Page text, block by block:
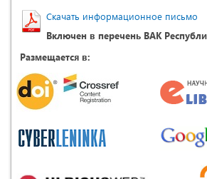
Скачать информационное письмо
Включен в перечень ВАК
Размещается в: